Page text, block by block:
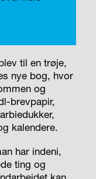
til en trøje,
nye bog, hvor
og
brevpapir,
kalendere.
har indeni,
ting og